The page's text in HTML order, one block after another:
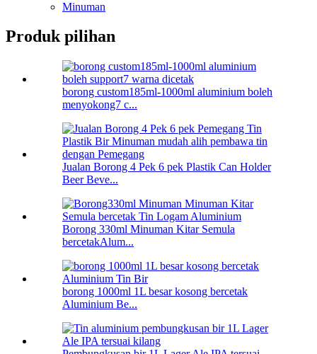
Minuman
Produk pilihan
borong custom185ml-1000ml aluminium boleh
menyokong7 c...
Jualan Borong 4 Pek 6 pek Plastik Can Holder
Beer Beve...
Borong 330ml Minuman Kitar Semula
bercetakAlum...
borong 1000ml 1L besar kosong bercetak
Aluminium Be...